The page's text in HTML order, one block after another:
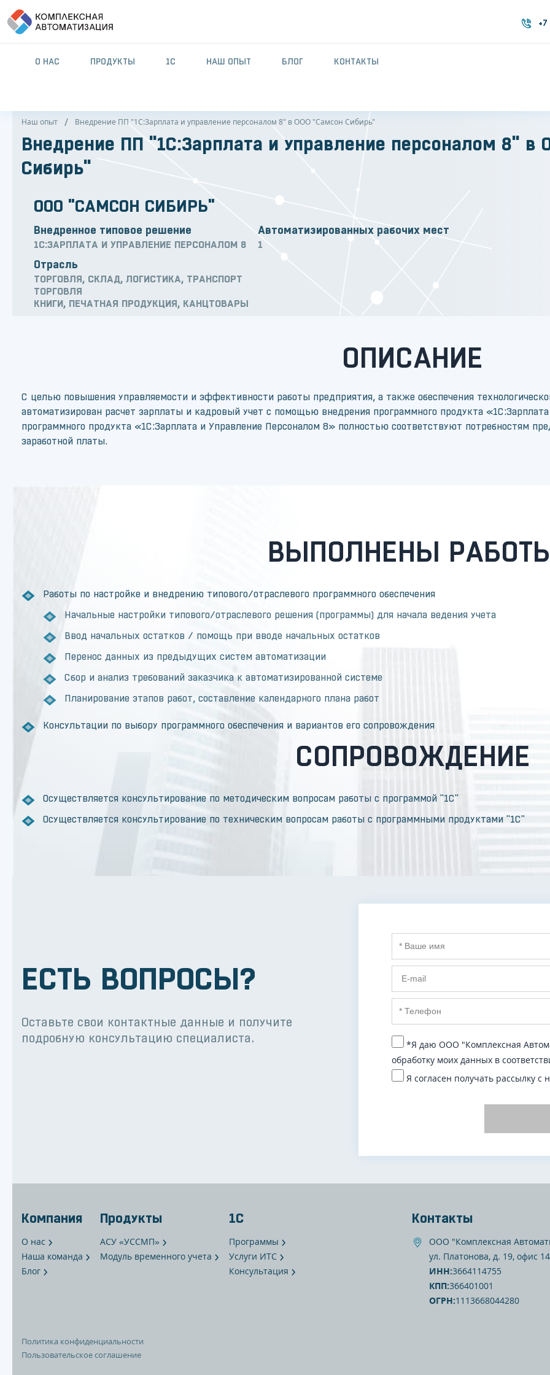
О НАС ПРОДУКТЫ 1С НАШ ОПЫТ БЛОГ КОНТАКТЫ
Наш опыт Внедрение ПП "1С:Зарплата и управление персоналом 8" в ООО "Самсон Сибирь"
Внедрение ПП "1С:Зарплата и управление персоналом 8" в
Сибирь"
ООО "САМСОН СИБИРЬ"
Внедренное типовое решение
1С:ЗАРПЛАТА И УПРАВЛЕНИЕ ПЕРСОНАЛОМ 8
Автоматизированных рабочих мест
1
Отрасль
ТОРГОВЛЯ, СКЛАД, ЛОГИСТИКА, ТРАНСПОРТ
ТОРГОВЛЯ
КНИГИ, ПЕЧАТНАЯ ПРОДУКЦИЯ, КАНЦТОВАРЫ
ОПИСАНИЕ
С целью повышения управляемости и эффективности работы предприятия, а также обеспечения
автоматизирован расчет зарплаты и кадровый учет с помощью внедрения программного продукта
программного продукта «1С:Зарплата и Управление Персоналом 8» полностью соответствуют потребностям
заработной платы.
ВЫПОЛНЕНЫ
Работы по настройке и внедрению типового/отраслевого программного обеспечения
Начальные настройки типового/отраслевого решения (программы) для начала ведения учета
Ввод начальных остатков / помощь при вводе начальных остатков
Перенос данных из предыдущих систем автоматизации
Сбор и анализ требований заказчика к автоматизированной системе
Планирование этапов работ, составление календарного плана работ
Консультации по выбору программного обеспечения и вариантов его сопровождения
СОПРОВОЖДЕНИЕ
Осуществляется консультирование по методическим вопросам работы с программой "1С"
Осуществляется консультирование по техническим вопросам работы с программными продуктами "1С"
ЕСТЬ ВОПРОСЫ?
Оставьте свои контактные данные и получите
подробную консультацию специалиста.
*Я даю ООО "Комплексная
обработку моих данных в
Я согласен получать рассылку с
Компания
О нас
Наша команда
Блог
Продукты
АСУ «УССМП»
Модуль временного учета
1С
Программы
Услуги ИТС
Консультация
Контакты
ООО "Комплексная
ул. Платонова, д. 19, офис 14
ИНН:3664114755
КПП:366401001
ОГРН:1113668044280
Политика конфиденциальности
Пользовательское соглашение